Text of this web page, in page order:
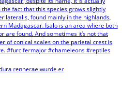
rennerae wurde er